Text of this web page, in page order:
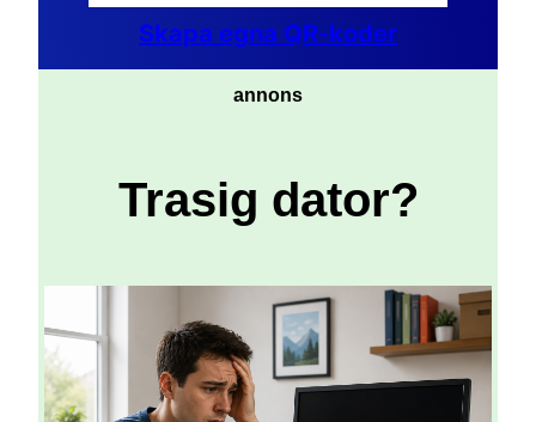
Skapa egna QR-koder
annons
Trasig dator?